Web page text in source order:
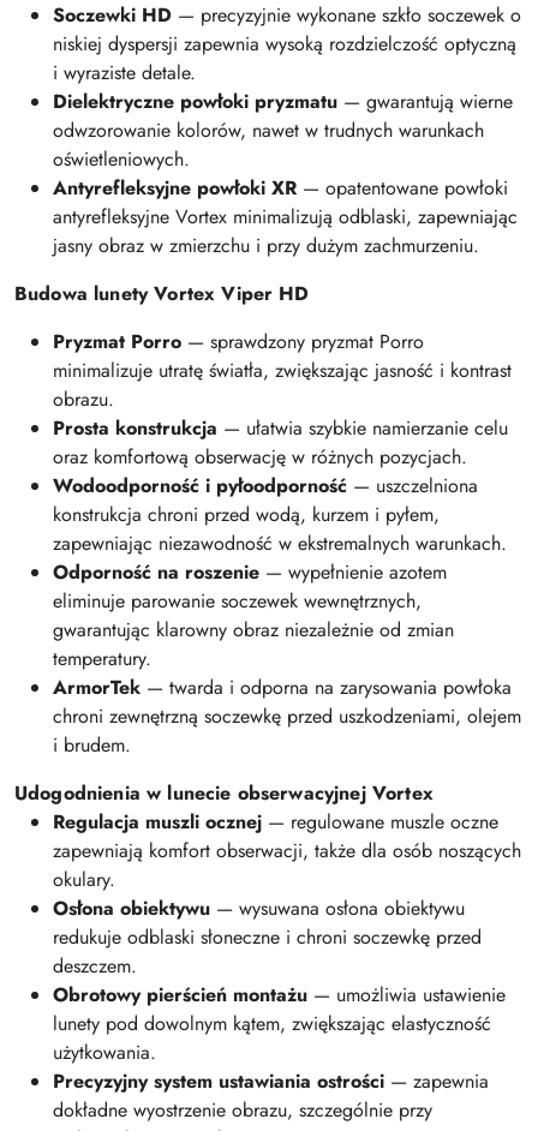
Soczewki HD — precyzyjnie wykonane szkło soczewek o
niskiej dyspersji zapewnia wysoką rozdzielczość optyczną
i wyraziste detale.
Dielektryczne powłoki pryzmatu — gwarantują wierne
odwzorowanie kolorów, nawet w trudnych warunkach
oświetleniowych.
Antyrefleksyjne powłoki XR — opatentowane powłoki
antyrefleksyjne Vortex minimalizują odblaski, zapewniając
jasny obraz w zmierzchu i przy dużym zachmurzeniu.
Budowa lunety Vortex Viper HD
Pryzmat Porro — sprawdzony pryzmat Porro
minimalizuje utratę światła, zwiększając jasność i kontrast
obrazu.
Prosta konstrukcja — ułatwia szybkie namierzanie celu
oraz komfortową obserwację w różnych pozycjach.
Wodoodporność i pyłoodporność — uszczelniona
konstrukcja chroni przed wodą, kurzem i pyłem,
zapewniając niezawodność w ekstremalnych warunkach.
Odporność na roszenie — wypełnienie azotem
eliminuje parowanie soczewek wewnętrznych,
gwarantując klarowny obraz niezależnie od zmian
temperatury.
ArmorTek — twarda i odporna na zarysowania powłoka
chroni zewnętrzną soczewkę przed uszkodzeniami, olejem
i brudem.
Udogodnienia w lunecie obserwacyjnej Vortex
Regulacja muszli ocznej — regulowane muszle oczne
zapewniają komfort obserwacji, także dla osób noszących
okulary.
Osłona obiektywu — wysuwana osłona obiektywu
redukuje odblaski słoneczne i chroni soczewkę przed
deszczem.
Obrotowy pierścień montażu — umożliwia ustawienie
lunety pod dowolnym kątem, zwiększając elastyczność
użytkowania.
Precyzyjny system ustawiania ostrości — zapewnia
dokładne wyostrzenie obrazu, szczególnie przy